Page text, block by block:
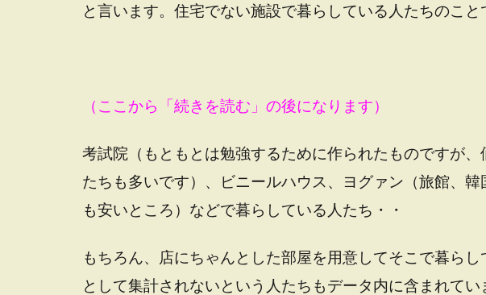
と言います。住宅でない施設で暮らしている人たちのこと
（ここから「続きを読む」の後になります）
考試院（もともとは勉強するために作られたものですが
たちも多いです）、ビニールハウス、ヨグァン（旅館、
も安いところ）などで暮らしている人たち・・
もちろん、店にちゃんとした部屋を用意してそこで暮らし
として集計されないという人たちもデータ内に含まれてい